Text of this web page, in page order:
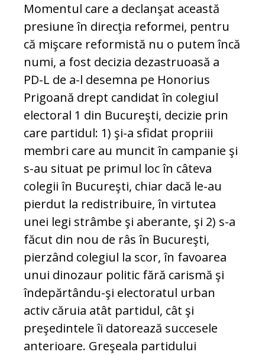
Momentul care a declanşat această
presiune în direcţia reformei, pentru
că mişcare reformistă nu o putem încă
numi, a fost decizia dezastruoasă a
PD-L de a-l desemna pe Honorius
Prigoană drept candidat în colegiul
electoral 1 din Bucureşti, decizie prin
care partidul: 1) şi-a sfidat propriii
membri care au muncit în campanie şi
s-au situat pe primul loc în câteva
colegii în Bucureşti, chiar dacă le-au
pierdut la redistribuire, în virtutea
unei legi strâmbe şi aberante, şi 2) s-a
făcut din nou de râs în Bucureşti,
pierzând colegiul la scor, în favoarea
unui dinozaur politic fără carismă şi
îndepărtându-şi electoratul urban
activ căruia atât partidul, cât şi
preşedintele îi datorează succesele
anterioare. Greşeala partidului